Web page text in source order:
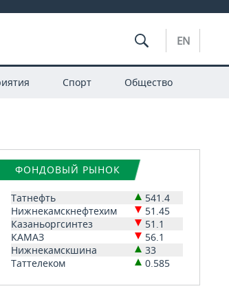
EN
Спорт Общество
ФОНДОВЫЙ РЫНОК
Татнефть
541.4
Нижнекамскнефтехим
51.45
Казаньоргсинтез
51.1
КАМАЗ
56.1
Нижнекамскшина
33
Таттелеком
0.585